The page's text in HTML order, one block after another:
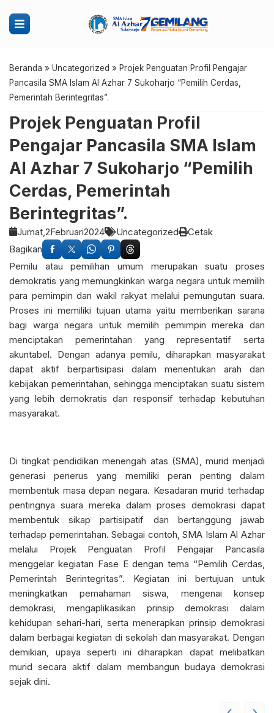
Beranda » Uncategorized » Projek Penguatan Profil Pengajar
Pancasila SMA Islam Al Azhar 7 Sukoharjo “Pemilih Cerdas,
Pemerintah Berintegritas”.
Projek Penguatan Profil
Pengajar Pancasila SMA Islam
Al Azhar 7 Sukoharjo “Pemilih
Cerdas, Pemerintah
Berintegritas”.
Jumat,2Februari2024 Uncategorized
Cetak
Bagikan
Pemilu atau pemilihan umum merupakan suatu proses
demokratis yang memungkinkan warga negara untuk memilih
para pemimpin dan wakil rakyat melalui pemungutan suara.
Proses ini memiliki tujuan utama yaitu memberikan sarana
bagi warga negara untuk memilih pemimpin mereka dan
menciptakan pemerintahan yang representatif serta
akuntabel. Dengan adanya pemilu, diharapkan masyarakat
dapat aktif berpartisipasi dalam menentukan arah dan
kebijakan pemerintahan, sehingga menciptakan suatu sistem
yang lebih demokratis dan responsif terhadap kebutuhan
masyarakat.
Di tingkat pendidikan menengah atas (SMA), murid menjadi
generasi penerus yang memiliki peran penting dalam
membentuk masa depan negara. Kesadaran murid terhadap
pentingnya suara mereka dalam proses demokrasi dapat
membentuk sikap partisipatif dan bertanggung jawab
terhadap pemerintahan. Sebagai contoh, SMA Islam Al Azhar
melalui Projek Penguatan Profil Pengajar Pancasila
menggelar kegiatan Fase E dengan tema “Pemilih Cerdas,
Pemerintah Berintegritas”. Kegiatan ini bertujuan untuk
meningkatkan pemahaman siswa, mengenai konsep
demokrasi, mengaplikasikan prinsip demokrasi dalam
kehidupan sehari-hari, serta menerapkan prinsip demokrasi
dalam berbagai kegiatan di sekolah dan masyarakat. Dengan
demikian, upaya seperti ini diharapkan dapat melibatkan
murid secara aktif dalam membangun budaya demokrasi
sejak dini.